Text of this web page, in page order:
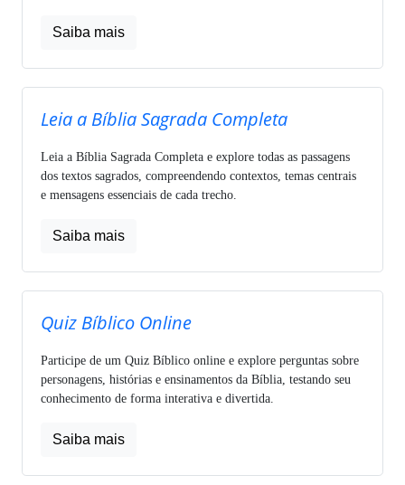
Saiba mais
Leia a Bíblia Sagrada Completa
Leia a Bíblia Sagrada Completa e explore todas as passagens
dos textos sagrados, compreendendo contextos, temas centrais
e mensagens essenciais de cada trecho.
Saiba mais
Quiz Bíblico Online
Participe de um Quiz Bíblico online e explore perguntas sobre
personagens, histórias e ensinamentos da Bíblia, testando seu
conhecimento de forma interativa e divertida.
Saiba mais